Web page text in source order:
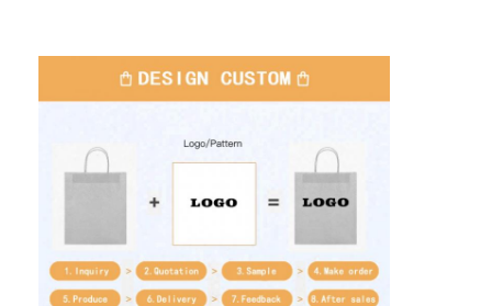
À propos de nous
Contrôle de qualité
Contactez-nous